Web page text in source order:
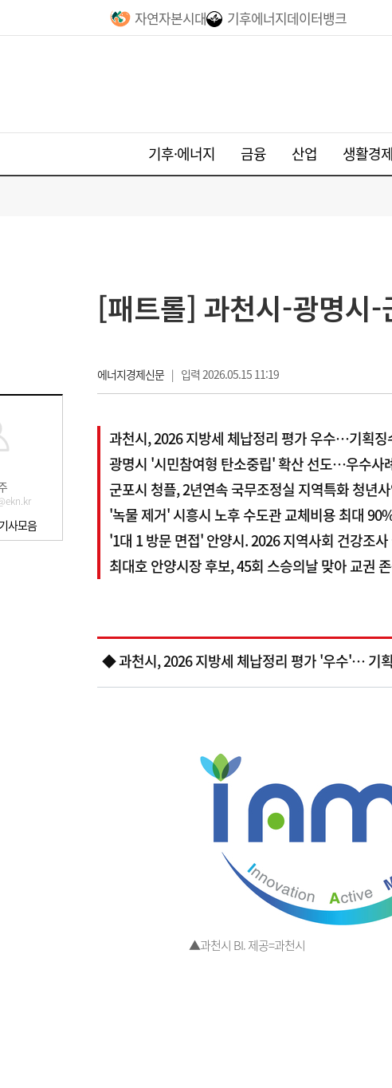
자연자본시대 기후에너지데이터뱅크
기후·에너지 금융 산업 생활경제
사모음
[패트롤] 과천시-광명시
에너지경제신문| 입력 2026.05.15 11:19
과천시, 2026 지방세 체납정리 평가 우수…기획징
광명시 '시민참여형 탄소중립' 확산 선도…우수사
군포시 청플, 2년연속 국무조정실 지역특화 청년
'녹물 제거' 시흥시 노후 수도관 교체비용 최대
'1대 1 방문 면접' 안양시. 2026 지역사회 건강조사
최대호 안양시장 후보, 45회 스승의날 맞아 교권
◆ 과천시, 2026 지방세 체납정리 평가 '우수'… 기
▲과천시 BI. 제공=과천시